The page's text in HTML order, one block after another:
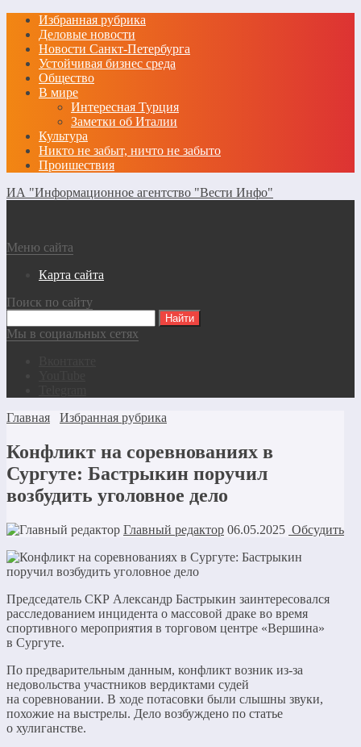
Избранная рубрика
Деловые новости
Новости Санкт-Петербурга
Устойчивая бизнес среда
Общество
В мире
Интересная Турция
Заметки об Италии
Культура
Никто не забыт, ничто не забыто
Проишествия
ИА "Информационное агентство "Вести Инфо"
Меню сайта
Карта сайта
Поиск по сайту
Мы в социальных сетях
Главная
Избранная рубрика
Конфликт на соревнованиях в
Сургуте: Бастрыкин поручил
возбудить уголовное дело
Главный редактор 06.05.2025 Обсудить
Председатель СКР Александр Бастрыкин заинтересовался
расследованием инцидента о массовой драке во время
спортивного мероприятия в торговом центре «Вершина»
в Сургуте.
По предварительным данным, конфликт возник из-за
недовольства участников вердиктами судей
на соревновании. В ходе потасовки были слышны звуки,
похожие на выстрелы. Дело возбуждено по статье
о хулиганстве.